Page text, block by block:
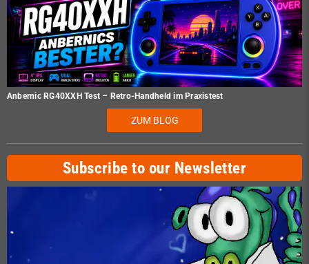
Anbernic RG40XXH Test – Retro-Handheld im Praxistest
ZUM BLOG
Subscribe to our Newsletter